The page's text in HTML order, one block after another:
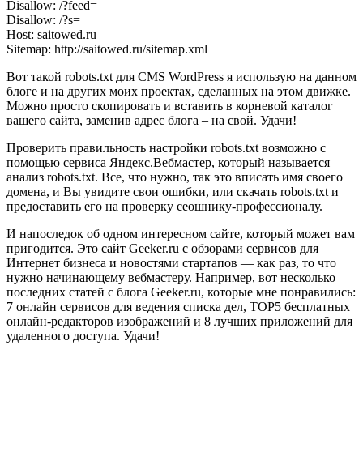
Disallow: /?feed=
Disallow: /?s=
Host: saitowed.ru
Sitemap: http://saitowed.ru/sitemap.xml
Вот такой robots.txt для CMS WordPress я использую на данном
блоге и на других моих проектах, сделанных на этом движке.
Можно просто скопировать и вставить в корневой каталог
вашего сайта, заменив адрес блога – на свой. Удачи!
Проверить правильность настройки robots.txt возможно с
помощью сервиса Яндекс.Вебмастер, который называется
анализ robots.txt. Все, что нужно, так это вписать имя своего
домена, и Вы увидите свои ошибки, или скачать robots.txt и
предоставить его на проверку сеошнику-профессионалу.
И напоследок об одном интересном сайте, который может вам
пригодится. Это сайт Geeker.ru с обзорами сервисов для
Интернет бизнеса и новостями стартапов — как раз, то что
нужно начинающему вебмастеру. Например, вот несколько
последних статей с блога Geeker.ru, которые мне понравились:
7 онлайн сервисов для ведения списка дел, TOP5 бесплатных
онлайн-редакторов изображений и 8 лучших приложений для
удаленного доступа. Удачи!